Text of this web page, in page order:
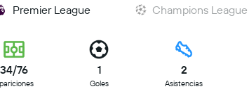
Premier League Champions League
34/76 1
Goles
2
Asistencias